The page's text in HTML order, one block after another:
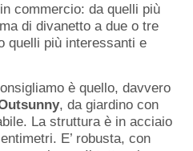
commercio: da quelli più
di divanetto a due o tre
quelli più interessanti e
è quello, davvero
, da giardino con
La struttura è in acciaio
E’ robusta, con